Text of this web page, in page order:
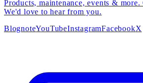
Products, maintenance, events &
We'd love to hear from you.
BlognoteYouTubeInstagramFacebookX